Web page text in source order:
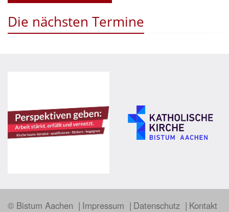
Die nächsten Termine
© Bistum Aachen Impressum Datenschutz Kontakt